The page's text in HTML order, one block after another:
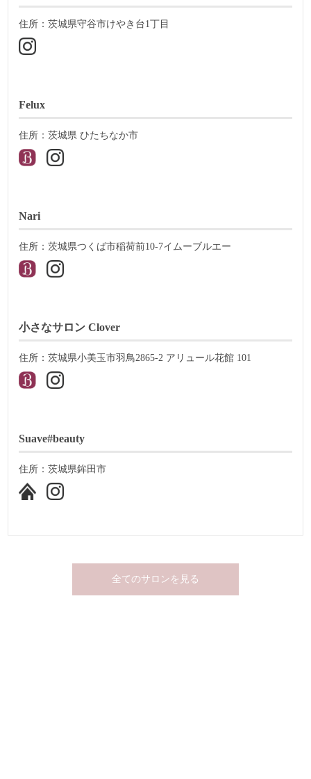
住所：茨城県守谷市けやき台1丁目
Felux
住所：茨城県 ひたちなか市
Nari
住所：茨城県つくば市稲荷前10-7イムーブルエー
小さなサロン Clover
住所：茨城県小美玉市羽鳥2865-2 アリュール花館 101
Suave#beauty
住所：茨城県鉾田市
全てのサロンを見る